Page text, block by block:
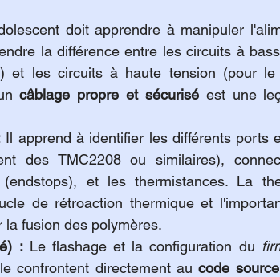
doit apprendre à manipuler
la différence entre les circuits à
et les circuits à haute tension (pour
câblage propre et sécurisé est une
Il apprend à identifier les différents ports
(endstops), et les thermistances. La
de rétroaction thermique et
fusion des polymères.
: Le flashage et la configuration du
confrontent directement au code source